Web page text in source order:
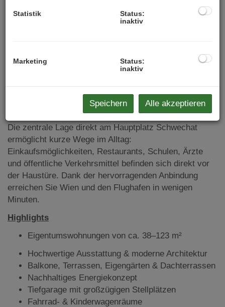
schaffen zusätzliche Lebensqualität und erweitern den
Wohnraum ins Freie.
Energiekonzept mit Luftwärmepumpe, Fernwärme,
Photovoltaikanlage sowie Heizung und Kühlung mittels
Bauteilaktivierung sorgt für angenehmes Raumklima zu
jeder Jahreszeit und bietet gleichzeitig zukunftssichere
Die zentrale Lage direkt am Hauptplatz Schwechat
ermöglicht kurze Wege im Alltag:
Einkaufsmöglichkeiten, Restaurants, Schulen, Ärzte
und öffentliche Verkehrsmittel befinden sich direkt vor
der Haustüre. Dank der hervorragenden Anbindung
erreichen Sie Wien und den Flughafen in wenigen
Minuten.
Highlights
Eigentumswohnungen von ca. 38–123 m²
Hochwertige Ausstattung & moderne Architektur
Balkone, Terrassen, Eigengärten & Dachterrassen
Nachhaltiges Energiekonzept
Tiefgarage mit großzügigen Stellplätzen
Fahrrad- & Kinderwagenräume
Statistik
Status:
inaktiv
Marketing
Status:
inaktiv
Speichern Alle akzeptieren